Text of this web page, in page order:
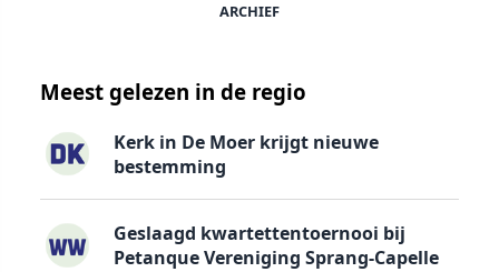
ARCHIEF
Meest gelezen in de regio
Kerk in De Moer krijgt nieuwe
bestemming
Geslaagd kwartettentoernooi bij
Petanque Vereniging Sprang-Capelle